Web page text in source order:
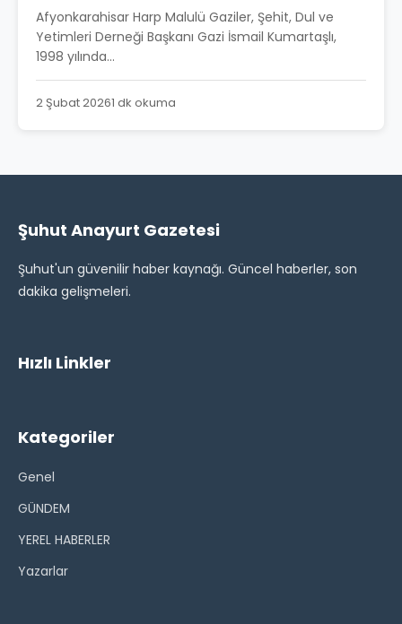
Afyonkarahisar Harp Malulü Gaziler, Şehit, Dul ve
Yetimleri Derneği Başkanı Gazi İsmail Kumartaşlı,
1998 yılında...
2 Şubat 20261 dk okuma
Şuhut Anayurt Gazetesi
Şuhut'un güvenilir haber kaynağı. Güncel haberler, son
dakika gelişmeleri.
Hızlı Linkler
Kategoriler
Genel
GÜNDEM
YEREL HABERLER
Yazarlar